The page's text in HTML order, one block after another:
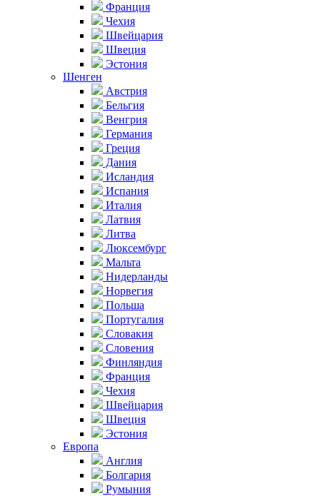
Франция
Чехия
Швейцария
Швеция
Эстония
Шенген
Австрия
Бельгия
Венгрия
Германия
Греция
Дания
Исландия
Испания
Италия
Латвия
Литва
Люксембург
Мальта
Нидерланды
Норвегия
Польша
Португалия
Словакия
Словения
Финляндия
Франция
Чехия
Швейцария
Швеция
Эстония
Европа
Англия
Болгария
Румыния